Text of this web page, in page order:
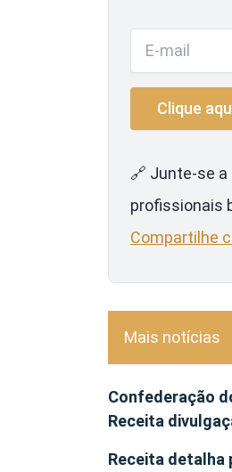
🔗 Junte-se a
profissionais
Compartilhe
Mais notícias
Confederação
Receita
Receita detalha